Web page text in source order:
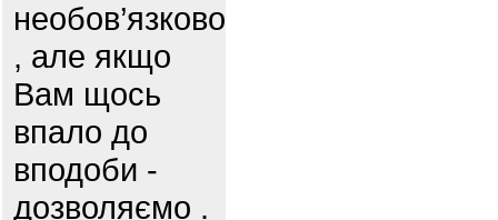
необов’язково
, але якщо
Вам щось
впало до
вподоби -
дозволяємо .